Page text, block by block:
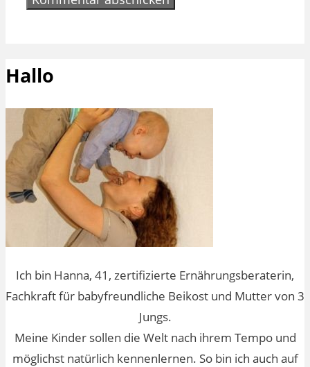
Hallo
Ich bin Hanna, 41, zertifizierte Ernährungsberaterin,
Fachkraft für babyfreundliche Beikost und Mutter von 3
Jungs.
Meine Kinder sollen die Welt nach ihrem Tempo und
möglichst natürlich kennenlernen. So bin ich auch auf